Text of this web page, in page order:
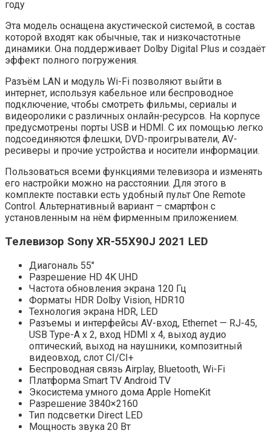
Эта модель оснащена акустической системой, в состав
которой входят как обычные, так и низкочастотные
динамики. Она поддерживает Dolby Digital Plus и создаёт
эффект полного погружения.
Разъём LAN и модуль Wi-Fi позволяют выйти в
интернет, используя кабельное или беспроводное
подключение, чтобы смотреть фильмы, сериалы и
видеоролики с различных онлайн-ресурсов. На корпусе
предусмотрены порты USB и HDMI. С их помощью легко
подсоединяются флешки, DVD-проигрыватели, AV-
ресиверы и прочие устройства и носители информации.
Пользоваться всеми функциями телевизора и изменять
его настройки можно на расстоянии. Для этого в
комплекте поставки есть удобный пульт One Remote
Control. Альтернативный вариант – смартфон с
установленным на нём фирменным приложением.
Телевизор Sony XR-55X90J 2021 LED
Диагональ 55″
Разрешение HD 4K UHD
Частота обновления экрана 120 Гц
Форматы HDR Dolby Vision, HDR10
Технология экрана HDR, LED
Разъемы и интерфейсы AV-вход, Ethernet — RJ-45,
USB Type-A x 2, вход HDMI x 4, выход аудио
оптический, выход на наушники, композитный
видеовход, слот CI/CI+
Беспроводная связь Airplay, Bluetooth, Wi-Fi
Платформа Smart TV Android TV
Экосистема умного дома Apple HomeKit
Разрешение 3840×2160
Тип подсветки Direct LED
Мощность звука 20 Вт